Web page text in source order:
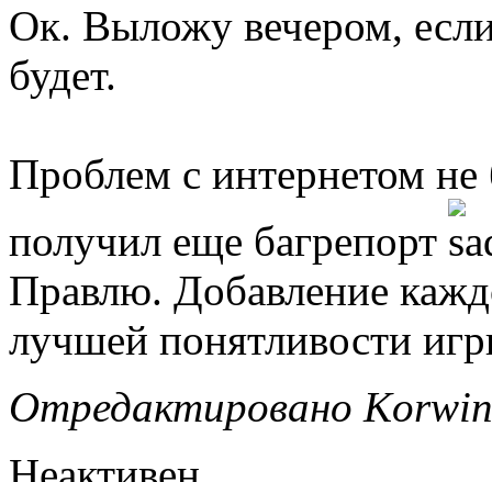
Ок. Выложу вечером,
будет.
Проблем с интернетом
получил еще багрепорт
Правлю. Добавление
лучшей понятливости
Отредактировано